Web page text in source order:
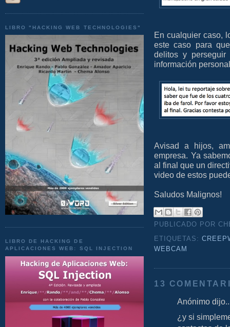
LIBRO "HACKING WEB TECHNOLOGIES"
LIBRO DE HACKING DE
APLICACIONES WEB: SQL INJECTION
En cualquier caso,
este caso para
delitos y
información
Avisad a hijos,
empresa. Ya
al final que un
video de estos
Saludos Malignos!
PUBLICADO POR
ETIQUETAS:
WEBCAM
13
Anónimo
¿y si